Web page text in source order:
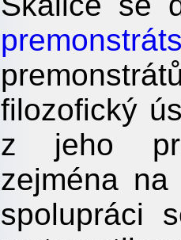
filozofický
z jeho
zejména
spolupráci